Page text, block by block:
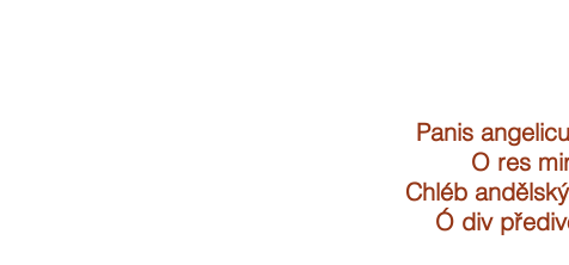
Panis
O res
Chléb
Ó div